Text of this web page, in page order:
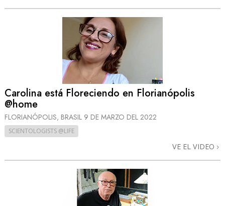
Carolina está Floreciendo en Florianópolis
@home
FLORIANÓPOLIS, BRASIL 9 DE MARZO DEL 2022
SCIENTOLOGISTS @LIFE
VE EL VIDEO